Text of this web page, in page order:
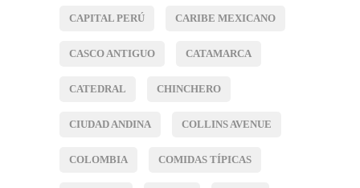
CAPITAL PERÚ CARIBE MEXICANO
CASCO ANTIGUO CATAMARCA
CATEDRAL CHINCHERO
CIUDAD ANDINA COLLINS AVENUE
COLOMBIA COMIDAS TÍPICAS